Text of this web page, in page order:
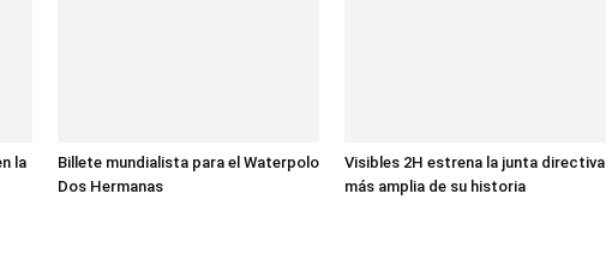
la
Billete mundialista para el Waterpolo
Dos Hermanas
Visibles 2H estrena la junta directiva
más amplia de su historia